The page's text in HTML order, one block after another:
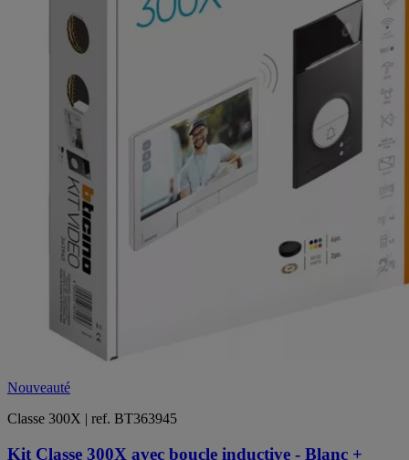
Nouveauté
Classe 300X | ref. BT363945
Kit Classe 300X avec boucle inductive - Blanc +